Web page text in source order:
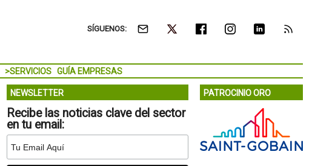
SÍGUENOS:
>SERVICIOS GUÍA EMPRESAS
NEWSLETTER
Recibe las noticias clave del sector
en tu email:
PATROCINIO ORO